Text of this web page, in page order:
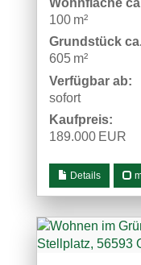
Wohnfläche
100 m²
Grund­stück
605 m²
Verfügbar ab:
sofort
Kaufpreis:
189.000 EUR
Details